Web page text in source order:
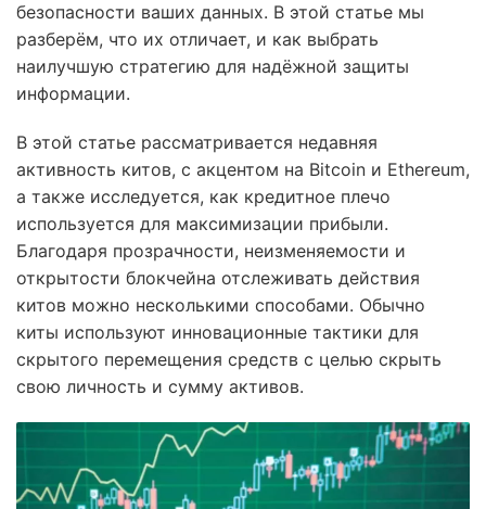
безопасности ваших данных. В этой статье мы
разберём, что их отличает, и как выбрать
наилучшую стратегию для надёжной защиты
информации.
В этой статье рассматривается недавняя
активность китов, с акцентом на Bitcoin и Ethereum,
а также исследуется, как кредитное плечо
используется для максимизации прибыли.
Благодаря прозрачности, неизменяемости и
открытости блокчейна отслеживать действия
китов можно несколькими способами. Обычно
киты используют инновационные тактики для
скрытого перемещения средств с целью скрыть
свою личность и сумму активов.